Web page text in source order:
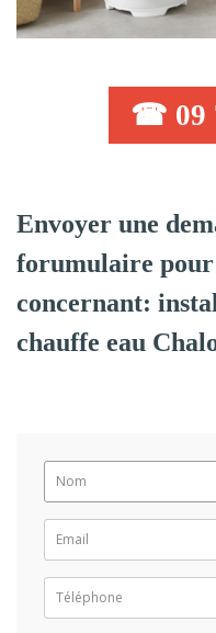
☎ 09
Envoyer une
forumulaire pour
concernant:
chauffe eau